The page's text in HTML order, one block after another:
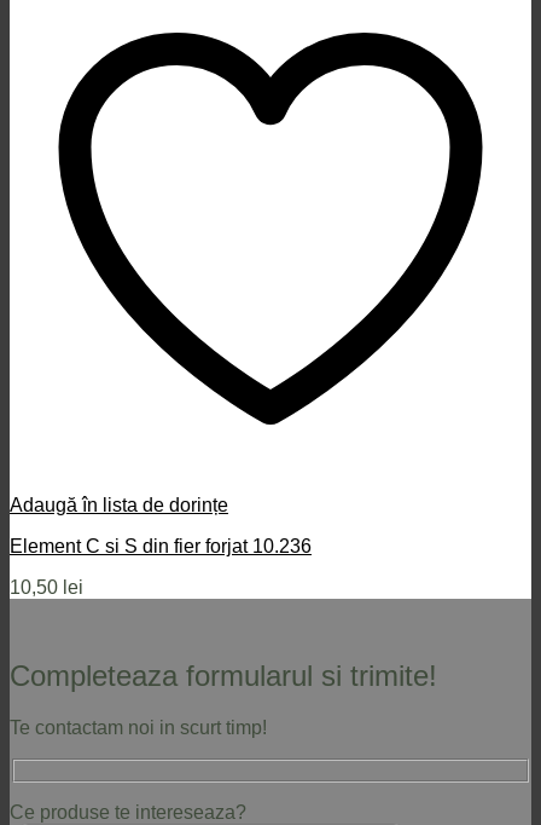
Adaugă în lista de dorințe
Element C si S din fier forjat 10.236
10,50 lei
Completeaza formularul si trimite!
Te contactam noi in scurt timp!
Ce produse te intereseaza?